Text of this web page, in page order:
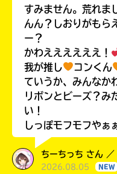
SNS
すみません。荒れま
んん？しおりがもら
ー？
かわええええええ！
我が推し
コンくん
ていうか、みんなか
リボンとビーズ？み
い！
しっぽモフモフやぁ
ちーちっち さん
2026.08.05 NEW